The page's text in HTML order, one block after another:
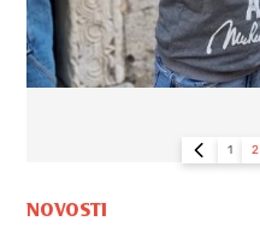
1 2
NOVOSTI